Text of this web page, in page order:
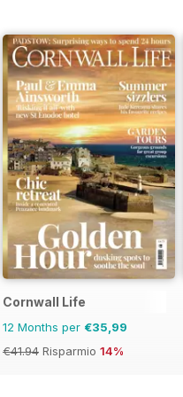
Cornwall Life
12 Months per €35,99
€41.94 Risparmio 14%